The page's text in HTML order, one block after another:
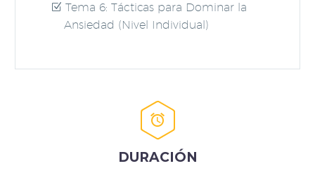
Tema 6: Tácticas para Dominar la
Ansiedad (Nivel Individual)


DURACIÓN